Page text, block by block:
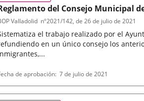
del Consejo Municipal
el trabajo realizado por el
en un único consejo los
Valladolid nº2021/142, de 26 de julio de 2021
de aprobación 7 de julio de 2021